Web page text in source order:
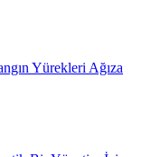
Yürekleri Ağıza